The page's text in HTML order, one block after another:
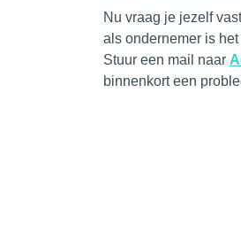
Nu vraag je jezelf
als ondernemer is
Stuur een mail naar
binnenkort een